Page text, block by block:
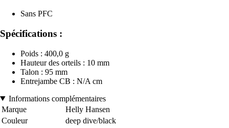
Sans PFC
Spécifications :
Poids : 400,0 g
Hauteur des orteils : 10 mm
Talon : 95 mm
Entrejambe CB : N/A cm
Informations complémentaires
Marque
Helly Hansen
Couleur
deep dive/black